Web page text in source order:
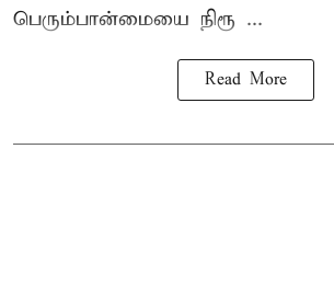
பெரும்பான்மையை நிரூ ...
Read More